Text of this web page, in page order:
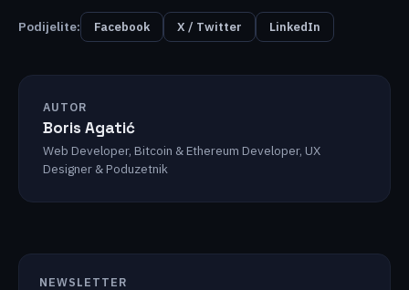
Podijelite: Facebook X / Twitter LinkedIn
AUTOR
Boris Agatić
Web Developer, Bitcoin & Ethereum Developer, UX
Designer & Poduzetnik
NEWSLETTER